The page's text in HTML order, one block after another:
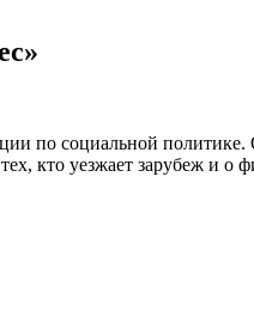
по социальной политике.
кто уезжает зарубеж и о